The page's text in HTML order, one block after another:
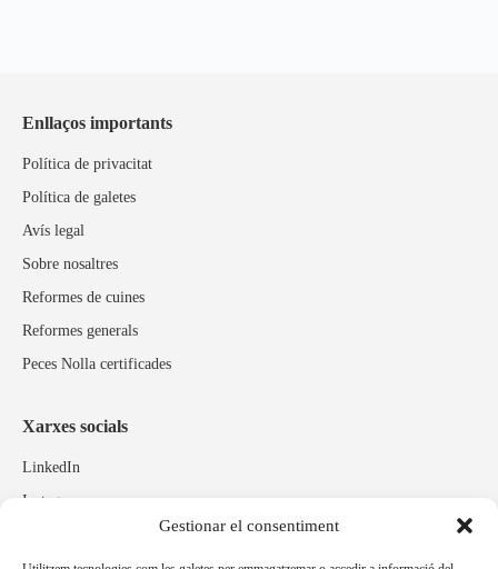
Gestionar el consentiment
Enllaços importants
Política de privacitat
Política de galetes
Avís legal
Sobre nosaltres
Reformes de cuines
Reformes generals
Peces Nolla certificades
Xarxes socials
LinkedIn
Instagram